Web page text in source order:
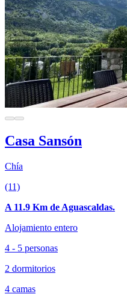
Casa Sansón
Chía
(11)
A 11.9 Km de Aguascaldas.
Alojamiento entero
4 - 5 personas
2 dormitorios
4 camas